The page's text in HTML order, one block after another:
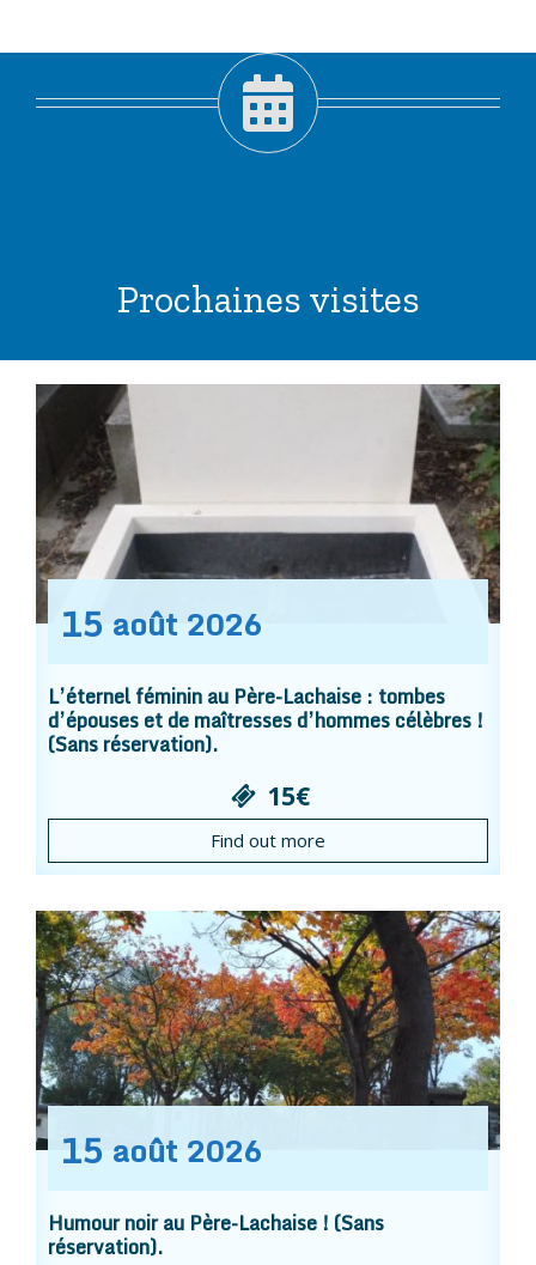
Prochaines visites
15 août 2026
L’éternel féminin au Père-Lachaise : tombes
d’épouses et de maîtresses d’hommes célèbres !
(Sans réservation).
15€
Find out more
15 août 2026
Humour noir au Père-Lachaise ! (Sans
réservation).